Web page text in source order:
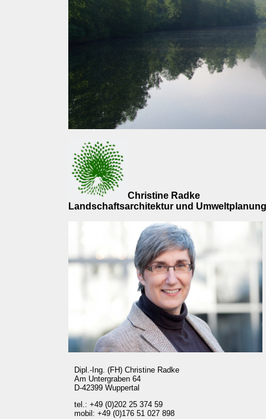
Christine Radke
Landschaftsarchitektur und Umweltplanung
Dipl.-Ing. (FH) Christine Radke
Am Untergraben 64
D-42399 Wuppertal
tel.: +49 (0)202 25 374 59
mobil: +49 (0)176 51 027 898